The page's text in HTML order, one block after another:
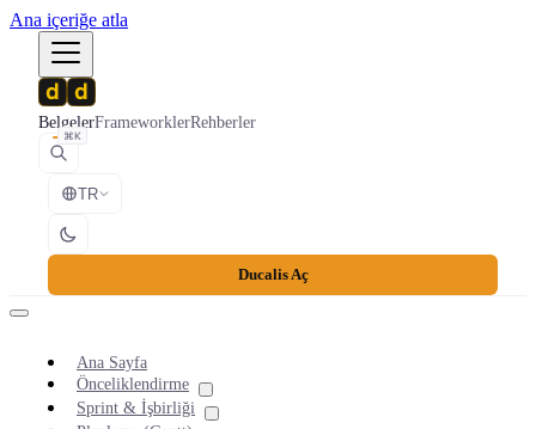
Ana içeriğe atla
BelgelerFrameworklerRehberler
⌘K
TR
Ducalis Aç
Ana Sayfa
Önceliklendirme
Sprint & İşbirliği